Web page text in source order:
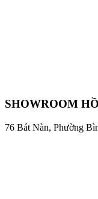
SHOWROOM
76 Bát Nàn, Phường